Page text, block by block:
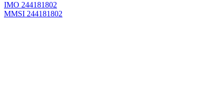
IMO 244181802
MMSI 244181802